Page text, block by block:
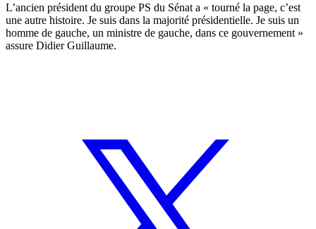
L’ancien président du groupe PS du Sénat a « tourné la page, c’est
une autre histoire. Je suis dans la majorité présidentielle. Je suis un
homme de gauche, un ministre de gauche, dans ce gouvernement »
assure Didier Guillaume.